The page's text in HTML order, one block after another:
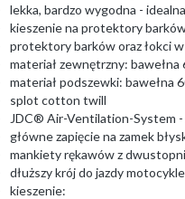
lekka, bardzo wygodna -
kieszenie na protektory
protektory barków oraz łokci
materiał zewnętrzny: bawełna
materiał podszewki: bawełna
splot cotton twill
JDC® Air-Ventilation-System
główne zapięcie na zamek
mankiety rękawów z
dłuższy krój do jazdy
kieszenie: